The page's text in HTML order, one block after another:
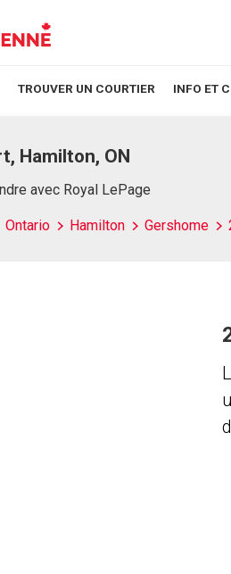
TROUVER UN COURTIER INFO ET
Hamilton, ON
avec Royal LePage
Ontario Hamilton Gershome